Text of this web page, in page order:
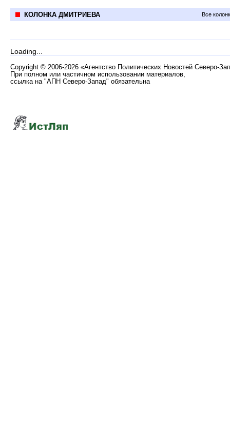
КОЛОНКА ДМИТРИЕВА Все
Loading...
Copyright © 2006-2026 «Агентство Политических Новостей Северо-
При полном или частичном использовании материалов,
ссылка на "АПН Северо-Запад" обязательна